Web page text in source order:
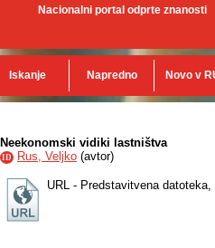
Nacionalni portal odprte znanosti
Iskanje Napredno Novo v
Neekonomski vidiki lastništva
ID Rus, Veljko (avtor)
URL - Predstavitvena